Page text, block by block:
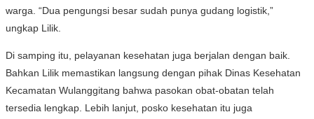
warga. “Dua pengungsi besar sudah punya gudang logistik,”
ungkap Lilik.
Di samping itu, pelayanan kesehatan juga berjalan dengan baik.
Bahkan Lilik memastikan langsung dengan pihak Dinas Kesehatan
Kecamatan Wulanggitang bahwa pasokan obat-obatan telah
tersedia lengkap. Lebih lanjut, posko kesehatan itu juga